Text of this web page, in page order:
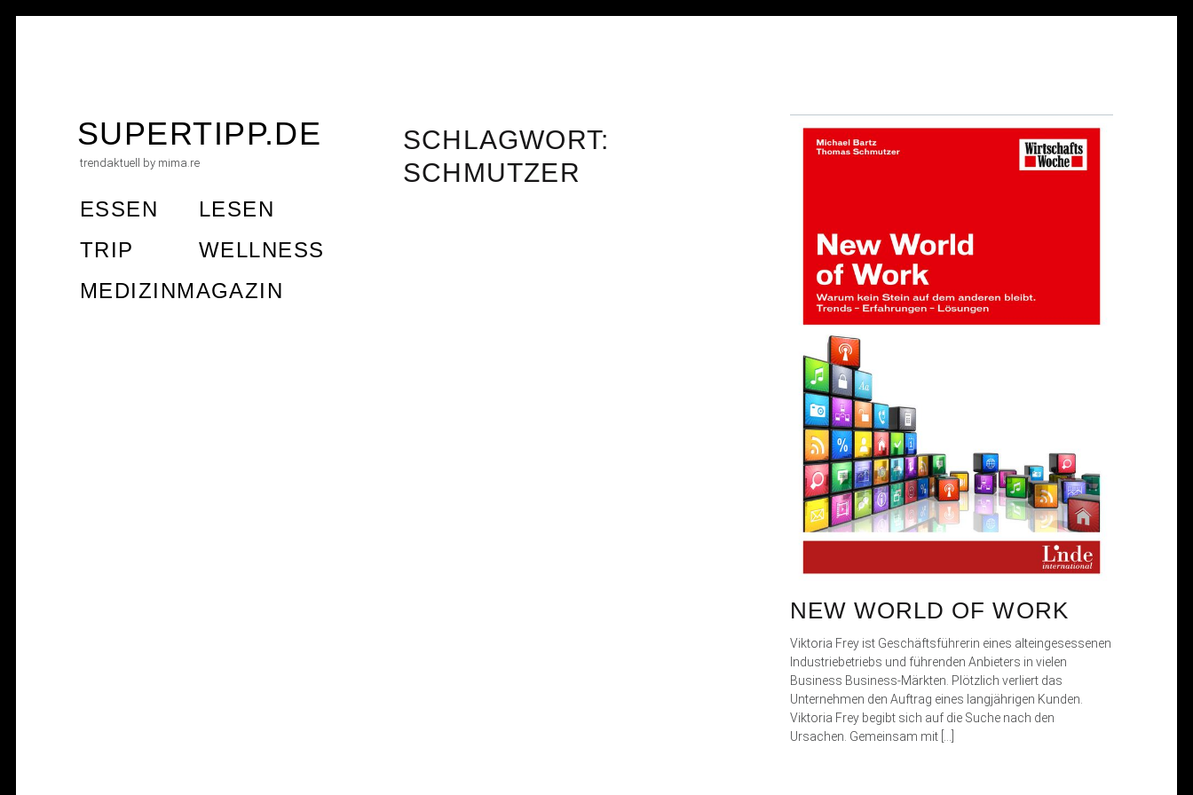
SUPERTIPP.DE
trendaktuell by mima.re
ESSEN
LESEN
TRIP
WELLNESS
MEDIZINMAGAZIN
SCHLAGWORT:
SCHMUTZER
NEW WORLD OF WORK
Viktoria Frey ist Geschäftsführerin eines alteingesessenen
Industriebetriebs und führenden Anbieters in vielen
Business Business-Märkten. Plötzlich verliert das
Unternehmen den Auftrag eines langjährigen Kunden.
Viktoria Frey begibt sich auf die Suche nach den
Ursachen. Gemeinsam mit […]